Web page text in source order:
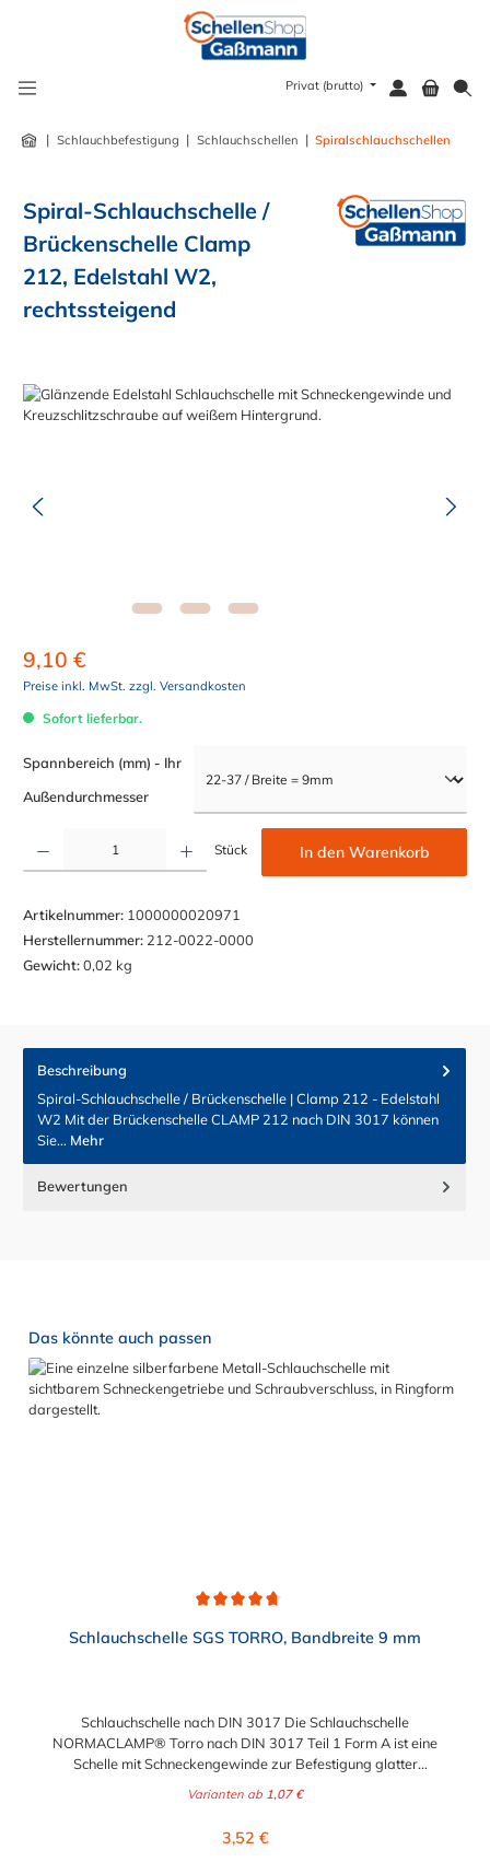
Privat (brutto)
| Schlauchbefestigung | Schlauchschellen | Spiralschlauchschellen
Spiral-Schlauchschelle /
Brückenschelle Clamp
212, Edelstahl W2,
rechtssteigend
Bildergalerie überspringen
9,10 €
Preise inkl. MwSt. zzgl. Versandkosten
Sofort lieferbar.
Spannbereich (mm) - Ihr
Außendurchmesserauswählen
Produkt Anzahl: Gib den gewünschten Wert ein oder benutze die Schaltflächen um die Anzahl
Stück In den Warenkorb
Artikelnummer: 1000000020971
Herstellernummer: 212-0022-0000
Gewicht:0,02 kg
Beschreibung
Spiral-Schlauchschelle / Brückenschelle | Clamp 212 - Edelstahl
W2 Mit der Brückenschelle CLAMP 212 nach DIN 3017 können
Sie… Mehr
Bewertungen
Produktgalerie überspringen
Das könnte auch passen
Schlauchschelle SGS TORRO, Bandbreite 9 mm
Schlauchschelle nach DIN 3017 Die Schlauchschelle
NORMACLAMP® Torro nach DIN 3017 Teil 1 Form A ist eine
Schelle mit Schneckengewinde zur Befestigung glatter
aus, ist einfach montierbar, wiederverwendbar und durch ihre
somit die richtige Wahl für Schlauchverbindungen jeglicher Art.
Varianten ab 1,07 €
Regulärer Preis:
3,52 €